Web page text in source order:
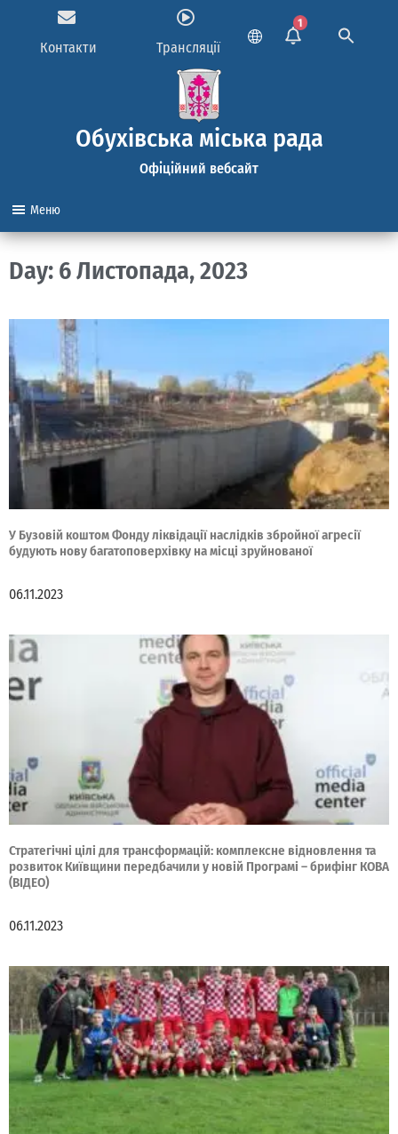
Контакти Трансляції
1
Обухівська міська рада
Офіційний вебсайт
Меню
Day: 6 Листопада, 2023
У Бузовій коштом Фонду ліквідації наслідків збройної агресії
будують нову багатоповерхівку на місці зруйнованої
06.11.2023
Стратегічні цілі для трансформацій: комплексне відновлення та
розвиток Київщини передбачили у новій Програмі – брифінг КОВА
(ВІДЕО)
06.11.2023